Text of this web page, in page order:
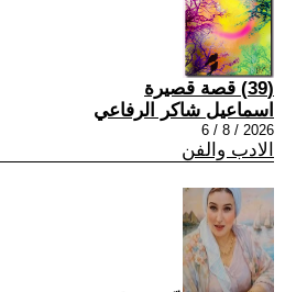
(39) قصة قصيرة
اسماعيل شاكر الرفاعي
2026 / 8 / 6
الادب والفن